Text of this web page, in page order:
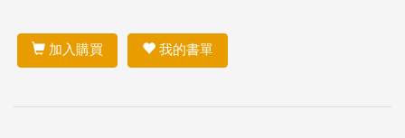
加入購買 我的書單